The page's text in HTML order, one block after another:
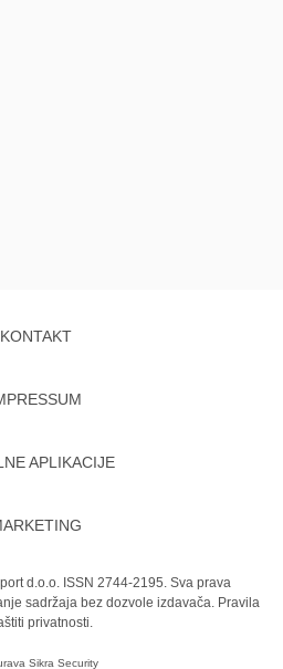
KONTAKT
APLIKACIJE
d.o.o. ISSN 2744-2195. Sva prava
sadržaja bez dozvole izdavača. Pravila
privatnosti.
Sikra Security